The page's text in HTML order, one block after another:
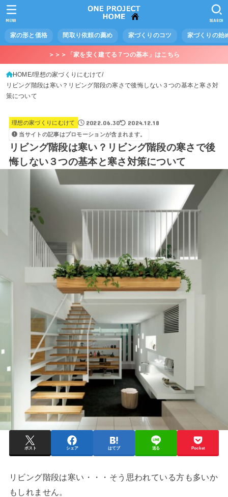
家の形と価格 間取り依頼の薦め 家づくりのコツ 家づくりの始
SEARCH
MENU
＞＞＞「家を安く建てる７つの基本」はこちら
HOME 理想の家づくりにむけて
リビング階段は寒い？リビング階段の寒さで後悔しない３つの基本と寒さ対
策について
理想の家づくりにむけて 2022.06.30 2024.12.18
当サイトの記事はプロモーションが含まれます。
リビング階段は寒い？リビング階段の寒さで後
悔しない３つの基本と寒さ対策について
ポスト シェア はてブ 送る Pocket
リビング階段は寒い・・・そう思われている方も多いか
もしれません。